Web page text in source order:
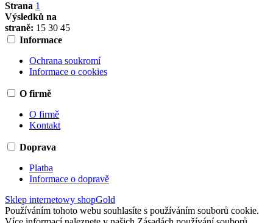
Strana 1
Výsledků na
straně: 15 30 45
Informace
Ochrana soukromí
Informace o cookies
O firmě
O firmě
Kontakt
Doprava
Platba
Informace o dopravě
Sklep internetowy shopGold
Používáním tohoto webu souhlasíte s používáním souborů cookie.